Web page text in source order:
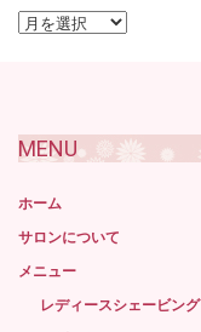
過
MENU
ホーム
サロンについて
メニュー
レディースシェービング